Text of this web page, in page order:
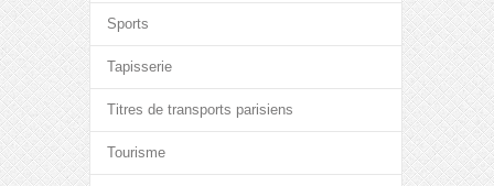
Sports
Tapisserie
Titres de transports parisiens
Tourisme